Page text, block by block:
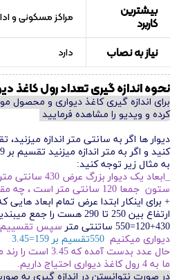
بیشترین
کاربرد مراکز مسکونی و
نیاز به نصاب دارد
نحوه اندازه گیری تعداد رول کاغذ
برای اندازه گیری کاغذ دیواری و محصول
کرده و ویدیو را مشاهده فرمایید
کنید و اگر به متر اندازه میزنید تقسیم بر 1.59 کنید.
به مثال زیر توجه کنید:
_ابعاد یک دیوار
ستون جمعا 120 سانتی متر است ، چه مقدار رول لازم است؟
+ برای اینکار ابتدا عرض تمام ابعاد هایی
ارتفاع بین 250 تا 290 هست را جمع میبندیم و تقسیم بر 159 میکنیم
120+430=550 ساتنتی متر
دیواری میکنیم 550تقسیم بر 159=3.45
حال عدد بدست
ما به 4 رول کاغذ دیواری احتیاج داریم.